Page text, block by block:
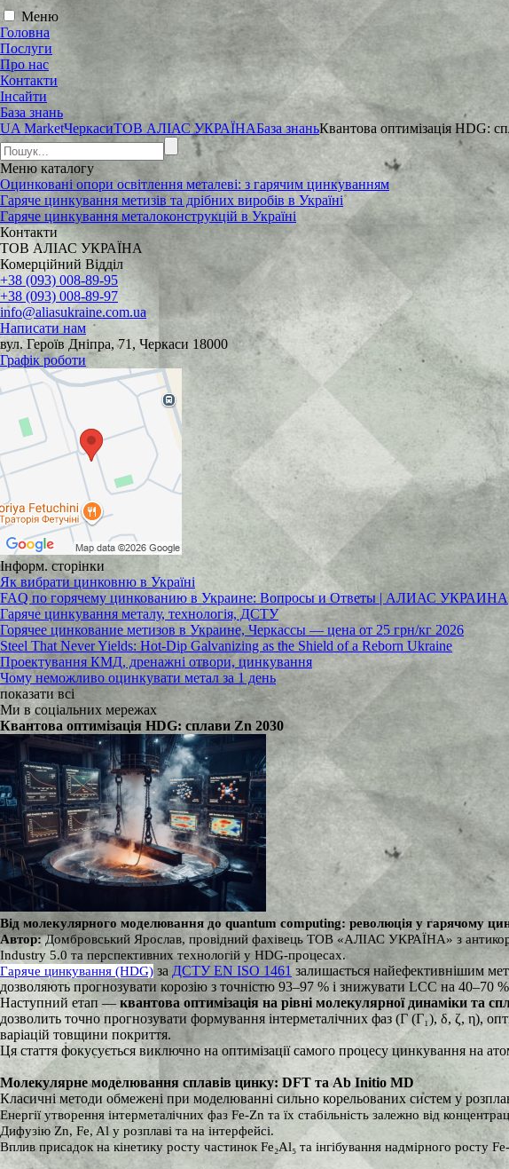
Меню
Головна
Послуги
Про нас
Контакти
Інсайти
База знань
UA MarketЧеркасиТОВ АЛІАС УКРАЇНАБаза знаньКвантова оптимізація HDG:
Меню каталогу
Оцинковані опори освітлення металеві: з гарячим цинкуванням
Гаряче цинкування метизів та дрібних виробів в Україні
Гаряче цинкування металоконструкцій в Україні
Контакти
ТОВ АЛІАС УКРАЇНА
Комерційний Відділ
+38 (093) 008-89-95
+38 (093) 008-89-97
info@aliasukraine.com.ua
Написати нам
вул. Героїв Дніпра, 71, Черкаси 18000
Графік роботи
Інформ. сторінки
Як вибрати цинковню в Україні
FAQ по горячему цинкованию в Украине: Вопросы и Ответы | АЛИАС УКРАИНА
Гаряче цинкування металу, технологія, ДСТУ
Горячее цинкование метизов в Украине, Черкассы — цена от 25 грн/кг 2026
Steel That Never Yields: Hot-Dip Galvanizing as the Shield of a Reborn Ukraine
Проектування КМД, дренажні отвори, цинкування
Чому неможливо оцинкувати метал за 1 день
показати всі
Ми в соціальних мережах
Квантова оптимізація HDG: сплави Zn 2030
Від молекулярного моделювання до quantum computing: революція у гарячому
Автор:Домбровський Ярослав, провідний фахівець ТОВ «АЛІАС УКРАЇНА» з
Industry 5.0 та перспективних технологій у HDG-процесах.
Гаряче цинкування (HDG) за ДСТУ EN ISO 1461 залишається найефективнішим
дозволяють прогнозувати корозію з точністю 93–97 % і знижувати LCC на 40–70
Наступний етап —квантова оптимізація на рівні молекулярної динаміки та
дозволить точно прогнозувати формування інтерметалічних фаз (Γ (Γ₁), δ, ζ, η),
варіацій товщини покриття.
Ця стаття фокусується виключно на оптимізації самого процесу цинкування на
Молекулярне моделювання сплавів цинку: DFT та Ab Initio MD
Класичні методи обмежені при моделюванні сильно корельованих систем у
Енергії утворення інтерметалічних фаз Fe-Zn та їх стабільність залежно від
Дифузію Zn, Fe, Al у розплаві та на інтерфейсі.
Вплив присадок на кінетику росту частинок Fe₂Al₅ та інгібування надмірного росту